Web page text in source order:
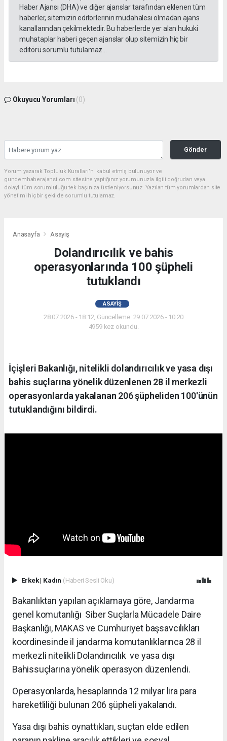
Haber Ajansı (DHA) ve diğer ajanslar tarafından eklenen tüm
haberler, sitemizin editörlerinin müdahalesi olmadan ajans
kanallarından çekilmektedir. Bu haberlerde yer alan hukuki
muhataplar haberi geçen ajanslar olup sitemizin hiç bir
editörü sorumlu tutulamaz...
Okuyucu Yorumları (0)
Gönder
Yorum yazarak Topluluk Kuralları’nı kabul etmiş bulunuyor ve
gundemhaberajansi.com sitesine yaptığınız yorumunuzla ilgili doğrudan veya
dolaylı tüm sorumluluğu tek başınıza üstleniyorsunuz. Yazılan tüm yorumlardan site
yönetimi hiçbir şekilde sorumlu tutulamaz.
Anasayfa Asayiş
Dolandırıcılık ve bahis
operasyonlarında 100 şüpheli
tutuklandı
ASAYIŞ
28.07.2026 - 18:12, Güncelleme: 29.07.2026 - 10:20
4959 kez okundu.
İçişleri Bakanlığı, nitelikli dolandırıcılık ve yasa dışı
bahis suçlarına yönelik düzenlenen 28 il merkezli
operasyonlarda yakalanan 206 şüpheliden 100'ünün
tutuklandığını bildirdi.
Erkek| Kadın (Haberi Sesli Oku)
Bakanlıktan yapılan açıklamaya göre, Jandarma
genel komutanlığı Siber Suçlarla Mücadele Daire
Başkanlığı, MAKAS ve Cumhuriyet başsavcılıkları
koordinesinde il jandarma komutanlıklarınca 28 il
merkezli nitelikli Dolandırıcılık ve yasa dışı
Bahissuçlarına yönelik operasyon düzenlendi.
Operasyonlarda, hesaplarında 12 milyar lira para
hareketliliği bulunan 206 şüpheli yakalandı.
Yasa dışı bahis oynattıkları, suçtan elde edilen